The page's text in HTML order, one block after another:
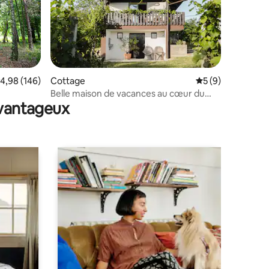
: 5 sur 5
moyenne sur la base de 146 commentaires : 4,98 sur 5
4,98 (146)
Cottage Évaluation
5 (9)
Belle maison de vacances au cœur du
vignoble